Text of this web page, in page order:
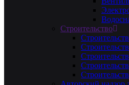
Строительство